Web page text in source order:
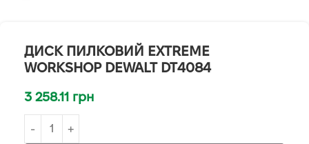
ДИСК ПИЛКОВИЙ EXTREME
WORKSHOP DEWALT DT4084
3 258.11 грн